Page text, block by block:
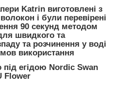
Katrin виготовлені з
і були перевірені
90 секунд методом
швидкого та
та розчинення у воді
використання
під егідою Nordic Swan
Flower